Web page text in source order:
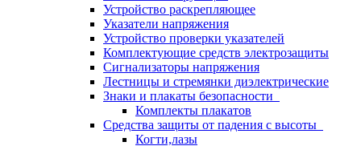
Устройство раскрепляющее
Указатели напряжения
Устройство проверки указателей
Комплектующие средств электрозащиты
Сигнализаторы напряжения
Лестницы и стремянки диэлектрические
Знаки и плакаты безопасности
Комплекты плакатов
Средства защиты от падения с высоты
Когти,лазы